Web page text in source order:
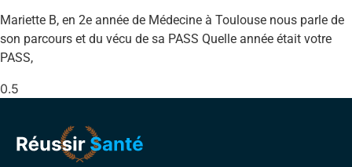
Mariette B, en 2e année de Médecine à Toulouse nous parle de
son parcours et du vécu de sa PASS Quelle année était votre
PASS,